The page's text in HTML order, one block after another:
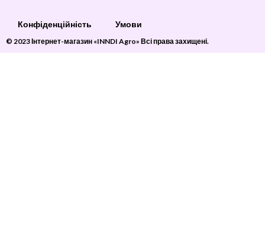
Конфіденційність Умови
© 2023 Інтернет-магазин «INNDI Agro» Всі права захищені.